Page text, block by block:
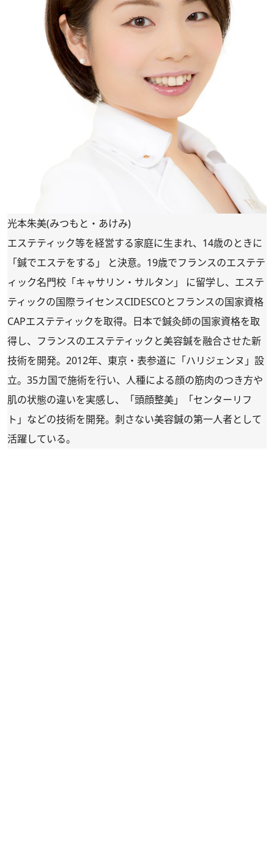
光本朱美(みつもと・あけみ)
エステティック等を経営する家庭に生まれ、14歳のときに
「鍼でエステをする」 と決意。19歳でフランスのエステテ
ィック名門校「キャサリン・サルタン」 に留学し、エステ
ティックの国際ライセンスCIDESCOとフランスの国家資格
CAPエステティックを取得。日本で鍼灸師の国家資格を取
得し、フランスのエステティックと美容鍼を融合させた新
技術を開発。2012年、東京・表参道に「ハリジェンヌ」設
立。35カ国で施術を行い、人種による顔の筋肉のつき方や
肌の状態の違いを実感し、「頭顔整美」「センターリフ
ト」などの技術を開発。刺さない美容鍼の第一人者として
活躍している。